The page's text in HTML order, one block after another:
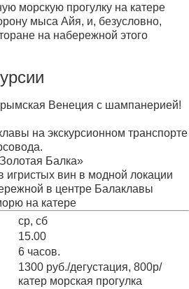
морскую прогулку на катере
мыса Айя, и, безусловно,
на набережной этого
Венеция с шампанерией!
на экскурсионном транспорте
Балка»
игристых вин в модной локации
в центре Балаклавы
на катере
ср, сб
15.00
6 часов.
1300 руб./дегустация, 800р/
катер морская прогулка